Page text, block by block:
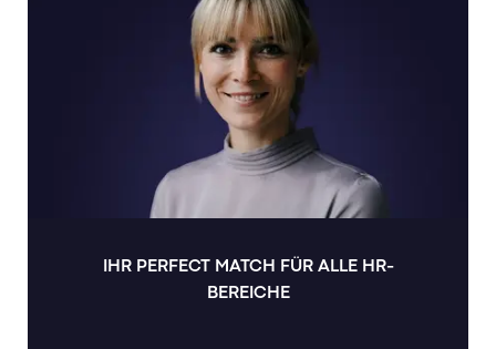
IHR PERFECT MATCH FÜR ALLE HR-
BEREICHE